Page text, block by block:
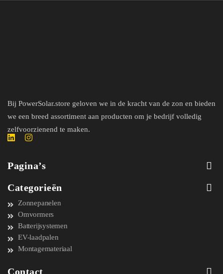
Bij PowerSolar.store geloven we in de kracht van de zon en bieden
we een breed assortiment aan producten om je bedrijf volledig
zelfvoorzienend te maken.
Pagina’s
Categorieën
Zonnepanelen
Omvormers
Batterijsystemen
EV-laadpalen
Montagemateriaal
Contact